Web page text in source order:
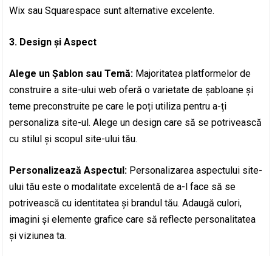
Wix sau Squarespace sunt alternative excelente.
3. Design și Aspect
Alege un Șablon sau Temă: Majoritatea platformelor de
construire a site-ului web oferă o varietate de șabloane și
teme preconstruite pe care le poți utiliza pentru a-ți
personaliza site-ul. Alege un design care să se potrivească
cu stilul și scopul site-ului tău.
Personalizează Aspectul: Personalizarea aspectului site-
ului tău este o modalitate excelentă de a-l face să se
potrivească cu identitatea și brandul tău. Adaugă culori,
imagini și elemente grafice care să reflecte personalitatea
și viziunea ta.